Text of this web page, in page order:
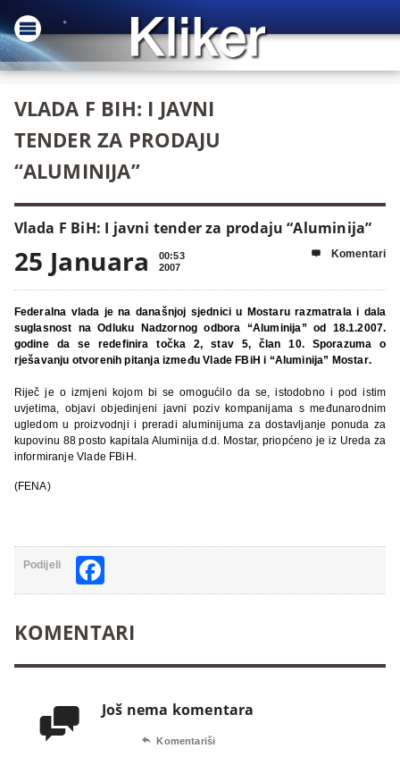
VLADA F BIH: I JAVNI
TENDER ZA PRODAJU
“ALUMINIJA”
Vlada F BiH: I javni tender za prodaju “Aluminija”
25 Januara
00:53
2007
 Komentari
Federalna vlada je na današnjoj sjednici u Mostaru razmatrala i dala
suglasnost na Odluku Nadzornog odbora “Aluminija” od 18.1.2007.
godine da se redefinira točka 2, stav 5, član 10. Sporazuma o
rješavanju otvorenih pitanja između Vlade FBiH i “Aluminija” Mostar.
Riječ je o izmjeni kojom bi se omogućilo da se, istodobno i pod istim
uvjetima, objavi objedinjeni javni poziv kompanijama s međunarodnim
ugledom u proizvodnji i preradi aluminijuma za dostavljanje ponuda za
kupovinu 88 posto kapitala Aluminija d.d. Mostar, priopćeno je iz Ureda za
informiranje Vlade FBiH.
(FENA)
Podijeli
KOMENTARI
 Još nema komentara
 Komentariši